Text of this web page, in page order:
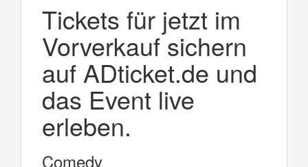
Tickets für jetzt im
Vorverkauf sichern
auf ADticket.de und
das Event live
erleben.
Comedy